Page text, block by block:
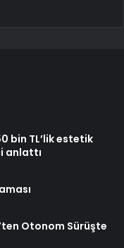
bin TL’lik estetik
anlattı
Otonom Sürüşte